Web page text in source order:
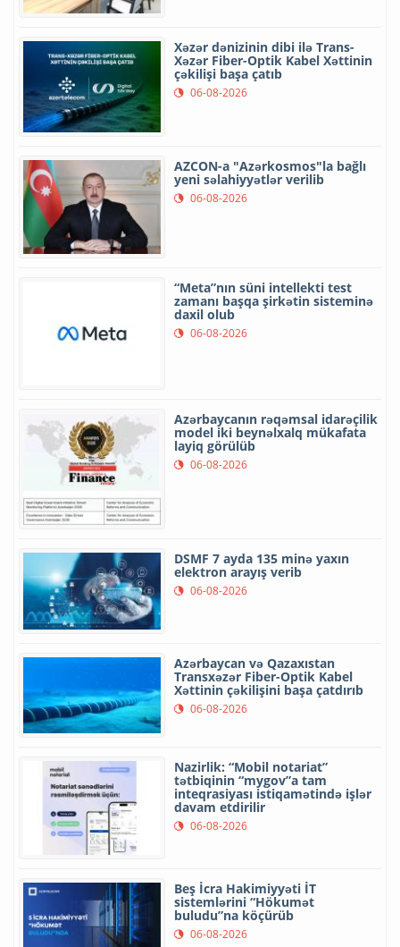
Xəzər dənizinin dibi ilə Trans-
Xəzər Fiber-Optik Kabel Xəttinin
çəkilişi başa çatıb
06-08-2026
AZCON-a "Azərkosmos"la bağlı
yeni səlahiyyətlər verilib
06-08-2026
“Meta”nın süni intellekti test
zamanı başqa şirkətin sisteminə
daxil olub
06-08-2026
Azərbaycanın rəqəmsal idarəçilik
model iki beynəlxalq mükafata
layiq görülüb
06-08-2026
DSMF 7 ayda 135 minə yaxın
elektron arayış verib
06-08-2026
Azərbaycan və Qazaxıstan
Transxəzər Fiber-Optik Kabel
Xəttinin çəkilişini başa çatdırıb
06-08-2026
Nazirlik: “Mobil notariat”
tətbiqinin “mygov”a tam
inteqrasiyası istiqamətində işlər
davam etdirilir
06-08-2026
Beş İcra Hakimiyyəti İT
sistemlərini “Hökumət
buludu”na köçürüb
06-08-2026